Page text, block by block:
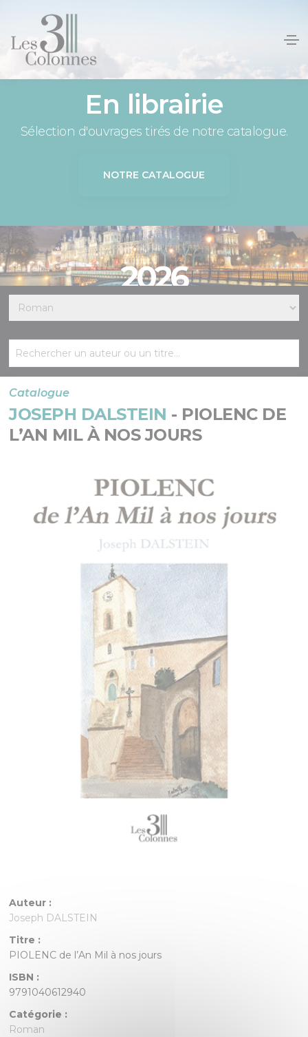
En librairie
Sélection d'ouvrages tirés de notre catalogue.
NOTRE CATALOGUE
2026
Catalogue
JOSEPH DALSTEIN - PIOLENC DE
L’AN MIL À NOS JOURS
Auteur :
Joseph DALSTEIN
Titre :
PIOLENC de l’An Mil à nos jours
ISBN :
9791040612940
Catégorie :
Roman